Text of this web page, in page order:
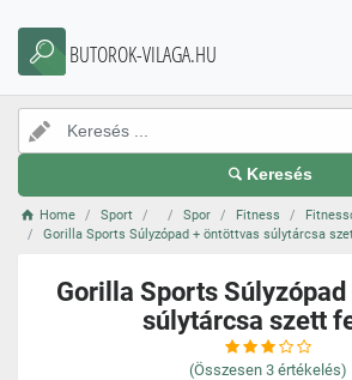
BUTOROK-VILAGA.HU
Keresés
Home Sport Spor Fitness
Gorilla Sports Súlyzópad + öntöttvas súlytárcsa
Gorilla Sports
súlytárcsa szett
(Összesen 3 értékelés)